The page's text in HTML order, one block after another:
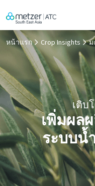
หน้าแรก Crop Insights ม
เติบ
เพิ่มผล
ระบบน้